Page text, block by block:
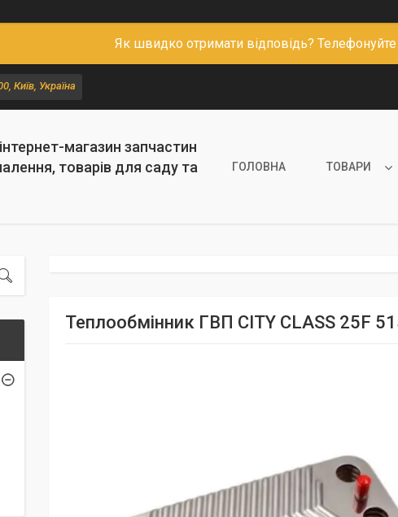
Як швидко отримати відповідь?
Київ, Україна
магазин запчастин
товарів для саду та
ГОЛОВНА ТОВАРИ
Теплообмінник ГВП CITY CLASS 25F